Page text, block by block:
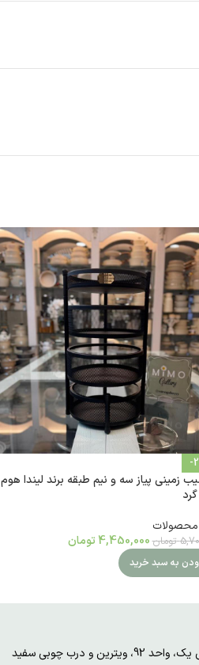
-
زمینی پیاز سه و نیم طبقه برند لیندا هوم
محصولات
تومان4,450,000 تومان
به سبد خرید
درب چوبی سفید